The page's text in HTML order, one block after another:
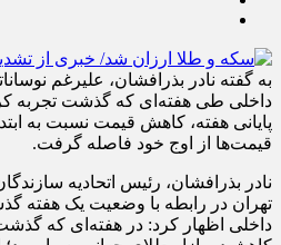
به گفته نادر بذرافشان، علیرغم
داخلی طی هفته‌ای که گذشت تجربه
پایانی هفته، کاهش قیمت نسبت به
قیمت‌ها از اوج خود فاصله گرفت.
نادر بذرافشان، رئیس اتحادیه
تهران در رابطه با وضعیت یک هفته
داخلی اظهار کرد: در هفته‌ای که